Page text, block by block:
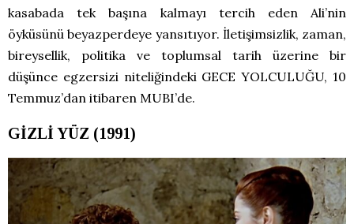
kasabada tek başına kalmayı tercih eden Ali’nin
öyküsünü beyazperdeye yansıtıyor. İletişimsizlik, zaman,
bireysellik, politika ve toplumsal tarih üzerine bir
düşünce egzersizi niteliğindeki GECE YOLCULUĞU, 10
Temmuz’dan itibaren MUBI’de.
GİZLİ YÜZ (1991)